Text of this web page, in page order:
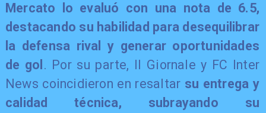
Mercato lo evaluó con una nota de 6.5,
destacando su habilidad para desequilibrar
la defensa rival y generar oportunidades
de gol . Por su parte, Il Giornale y FC Inter
News coincidieron en resaltar su entrega y
calidad técnica, subrayando su